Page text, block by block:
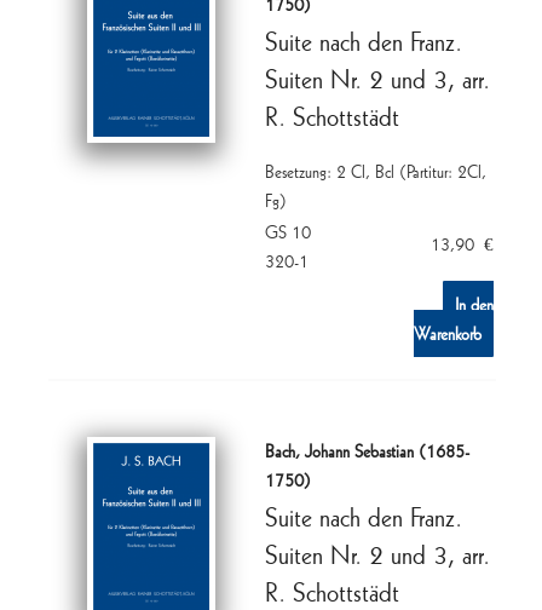
Suite nach den Franz.
Suiten Nr. 2 und 3, arr.
R. Schottstädt
Besetzung: 2 Cl, Bcl (Partitur: 2Cl,
Fg)
GS 10
320-1
13,90 €
In den
Warenkorb
Bach, Johann Sebastian (1685-
1750)
Suite nach den Franz.
Suiten Nr. 2 und 3, arr.
R. Schottstädt